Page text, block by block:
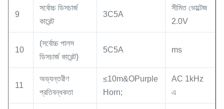
9
সর্বোচ্চ ডিসচার্জ
কারেন্ট
3C5A
সীমিত ভোল্টেজ
2.0V
10
(সর্বোচ্চ পালস
ডিসচার্জ কারেন্ট)
5C5A ms
11
অভ্যন্তরীণ
প্রতিবন্ধকতা
≤10m&OPurple
Horn;
AC 1kHz
এ